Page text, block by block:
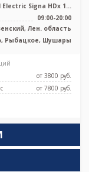
Signa HDх 1.5
09:00-20:00
Лен. область
Рыбацкое, Шушары
от 3800 pуб.
от 7800 pуб.